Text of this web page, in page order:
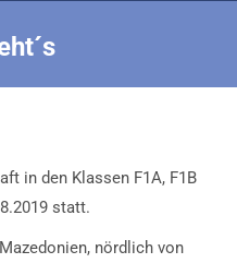
in den Klassen F1A, F1B
statt.
nördlich von